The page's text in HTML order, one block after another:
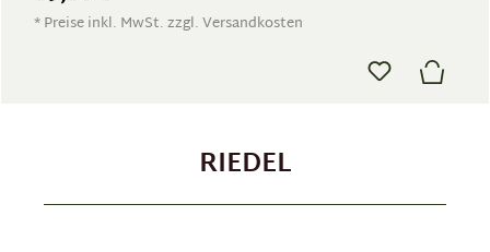
* Preise inkl. MwSt. zzgl. Versandkosten
RIEDEL